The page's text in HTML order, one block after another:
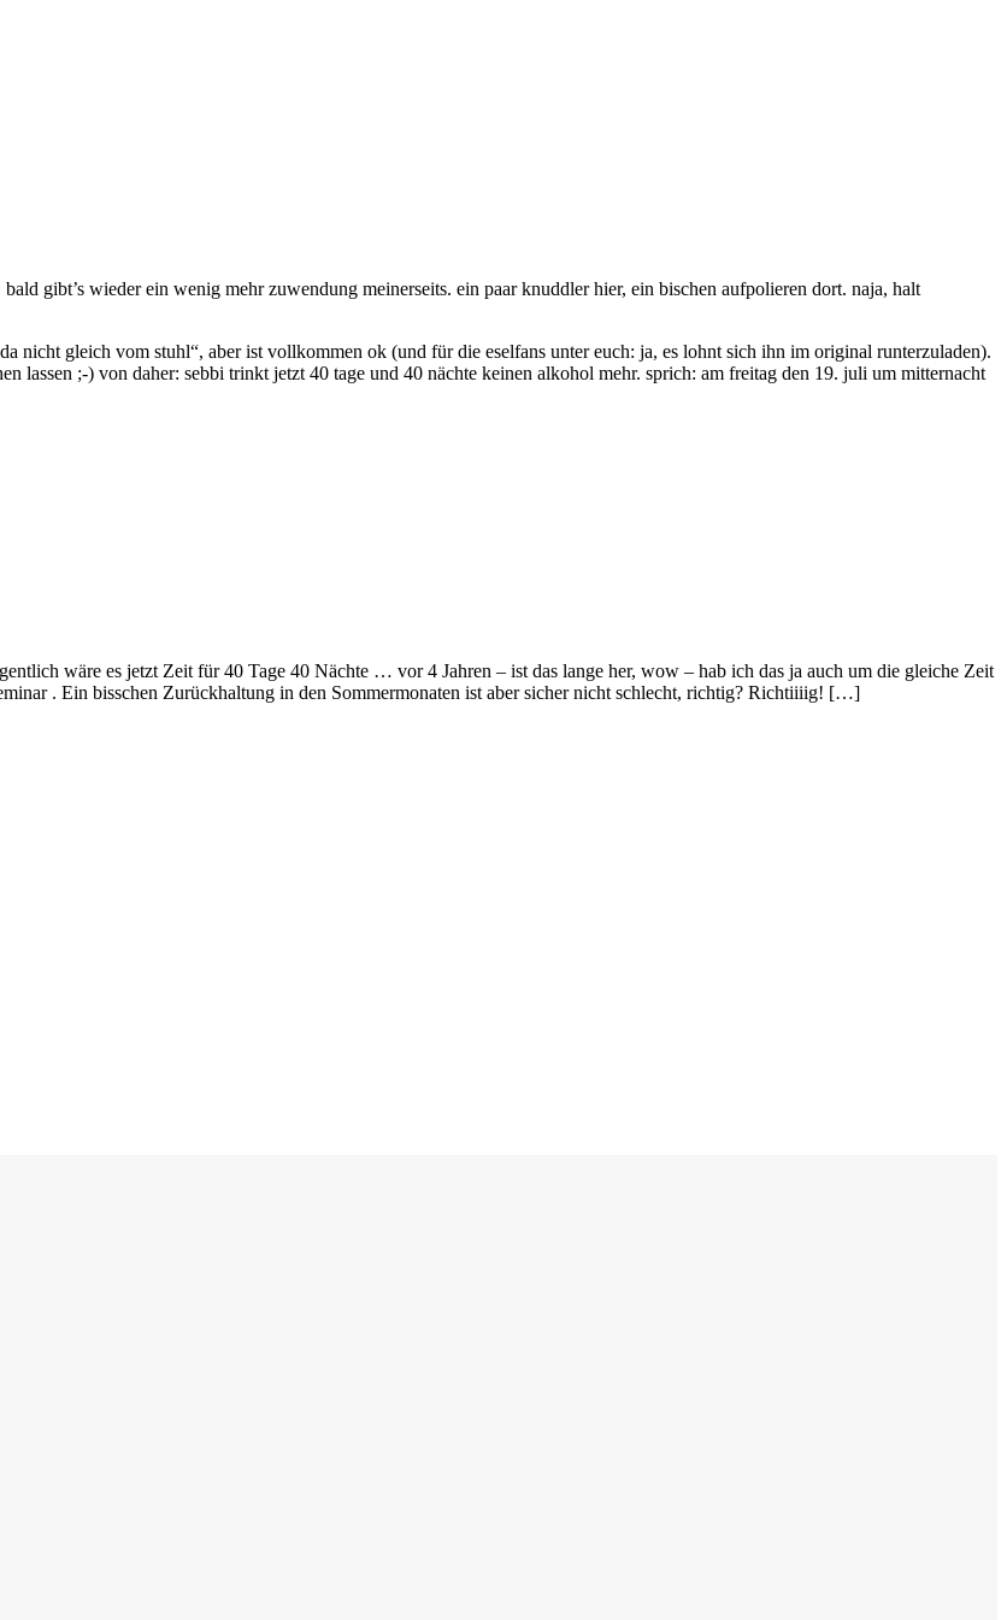
gibt’s wieder ein wenig mehr zuwendung meinerseits. ein paar knuddler hier, ein bischen aufpolieren dort. naja, halt
nicht gleich vom stuhl“, aber ist vollkommen ok (und für die eselfans unter euch: ja, es lohnt sich ihn im original runterzuladen).
lassen ;-) von daher: sebbi trinkt jetzt 40 tage und 40 nächte keinen alkohol mehr. sprich: am freitag den 19. juli um mitternacht
wäre es jetzt Zeit für 40 Tage 40 Nächte … vor 4 Jahren – ist das lange her, wow – hab ich das ja auch um die gleiche Zeit
. Ein bisschen Zurückhaltung in den Sommermonaten ist aber sicher nicht schlecht, richtig? Richtiiiig! […]